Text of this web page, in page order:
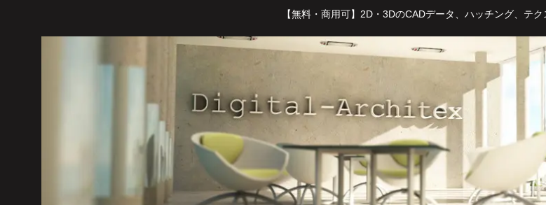
【無料・商用可】2D・3DのCADデータ、ハッチング、テ